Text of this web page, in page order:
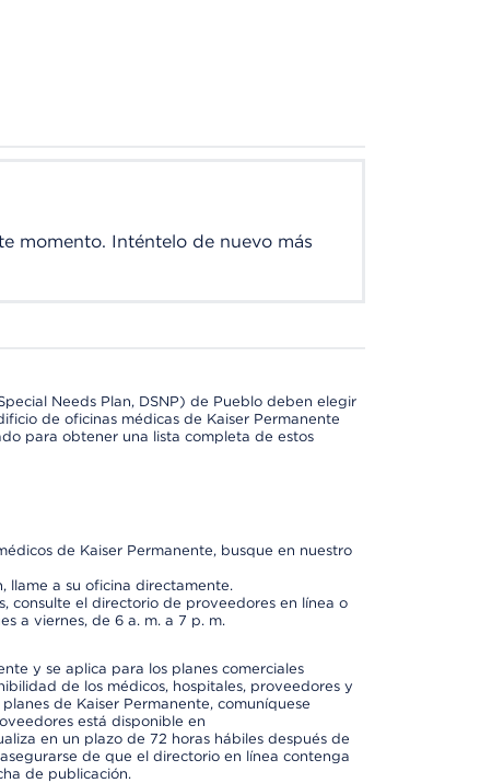
momento. Inténtelo de nuevo más
Needs Plan, DSNP) de Pueblo deben elegir
de oficinas médicas de Kaiser Permanente
para obtener una lista completa de estos
de Kaiser Permanente, busque en nuestro
llame a su oficina directamente.
consulte el directorio de proveedores en línea o
a viernes, de 6 a. m. a 7 p. m.
y se aplica para los planes comerciales
de los médicos, hospitales, proveedores y
de Kaiser Permanente, comuníquese
está disponible en
en un plazo de 72 horas hábiles después de
de que el directorio en línea contenga
de publicación.